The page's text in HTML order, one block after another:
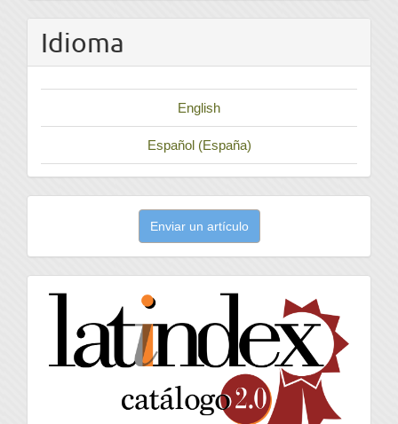
Idioma
English
Español (España)
artículo
Enviar un artículo
latindex